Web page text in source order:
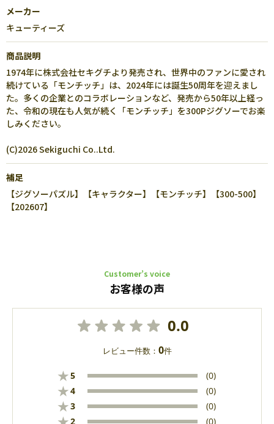
メーカー
キューティーズ
商品説明
1974年に株式会社セキグチより発売され、世界中のファンに愛され
続けている「モンチッチ」は、2024年には誕生50周年を迎えまし
た。多くの企業とのコラボレーションなど、発売から50年以上経っ
た、令和の現在も人気が続く「モンチッチ」を300Pジグソーでお楽
しみください。
(C)2026 Sekiguchi Co..Ltd.
補足
【ジグソーパズル】【キャラクター】【モンチッチ】【300-500】
【202607】
Customer’s voice
お客様の声
0.0
レビュー件数： 0件
★5 (0)
★4 (0)
★3 (0)
2 (0)